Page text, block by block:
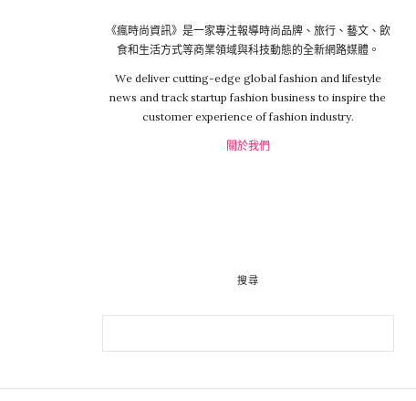
《瘋時尚資訊》是一家專注報導時尚品牌、旅行、藝文、飲
食和生活方式等商業領域與科技動態的全新網路媒體。
We deliver cutting-edge global fashion and lifestyle
news and track startup fashion business to inspire the
customer experience of fashion industry.
關於我們
搜尋